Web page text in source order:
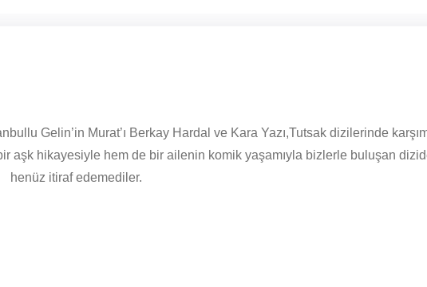
Gelin’in Murat’ı Berkay Hardal ve Kara Yazı,Tutsak dizilerinde
aşk hikayesiyle hem de bir ailenin komik yaşamıyla bizlerle buluşan
henüz itiraf edemediler.